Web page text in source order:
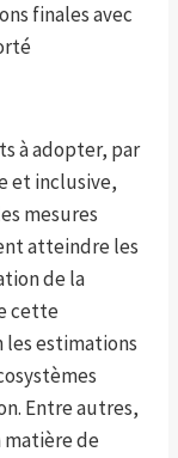
finales avec
à adopter, par
et inclusive,
mesures
atteindre les
de la
cette
les estimations
Entre autres,
de